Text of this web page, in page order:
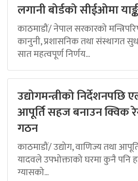
लगानी बोर्डको सीईओमा
काठमाडौं/ नेपाल सरकारको
कानुनी, प्रशासनिक तथा संस्थागत
सात महत्वपूर्ण निर्णय...
उद्योगमन्त्रीको निर्देशनपछि
आपूर्ति सहज बनाउन क्विक
गठन
काठमाडौं/ उद्योग, वाणिज्य तथा
यादवले उपभोक्ताको घरमा कुनै पनि
ग्यासको...